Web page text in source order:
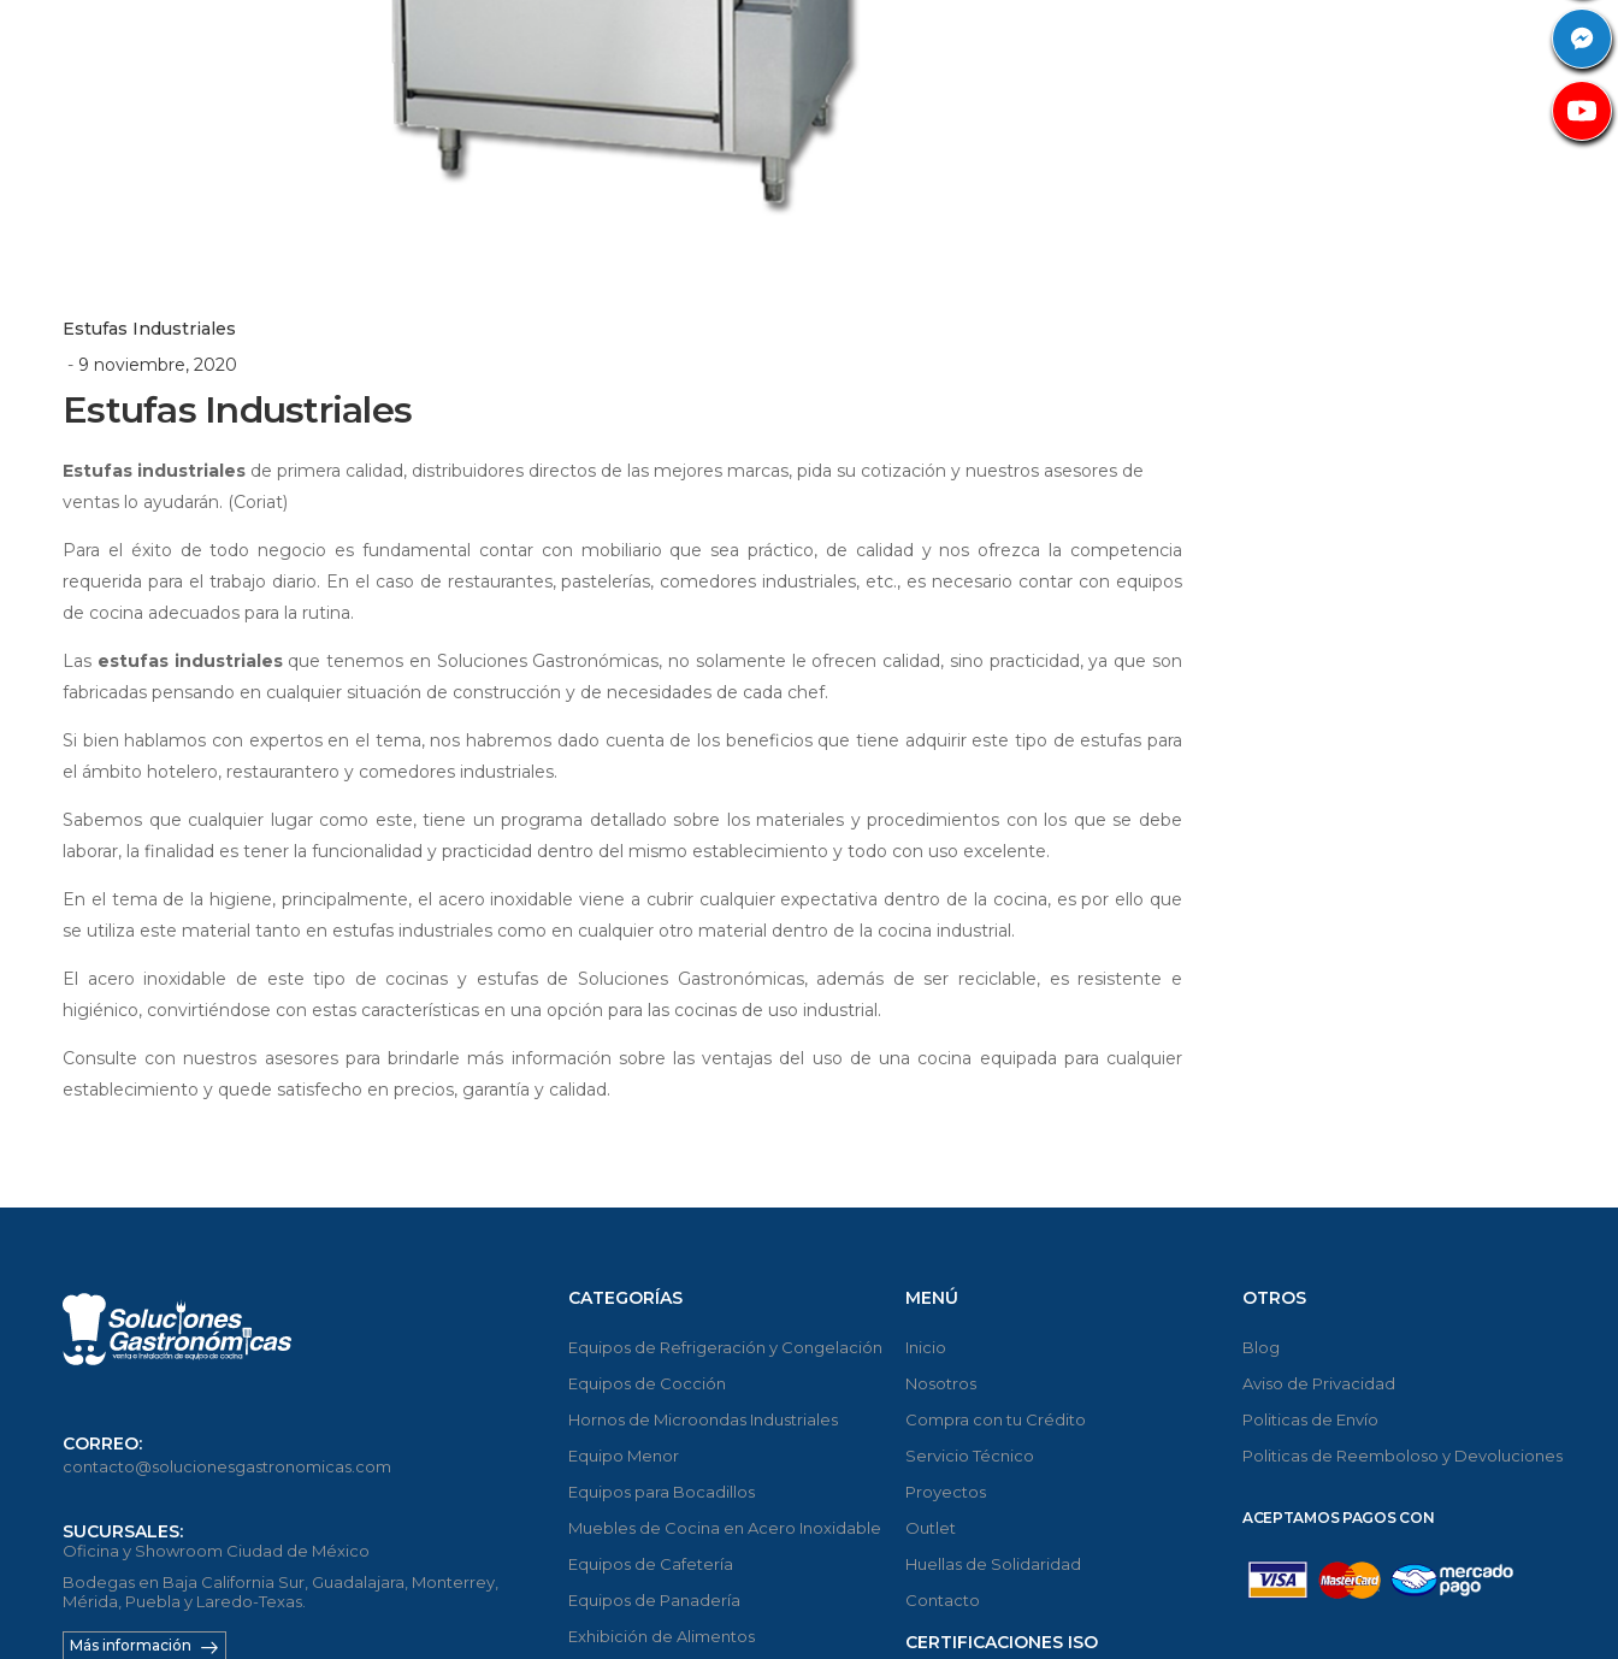
Estufas Industriales
9 noviembre, 2020
Estufas Industriales
Estufas industriales de primera calidad, distribuidores directos de las mejores marcas, pida su cotización y nuestros asesores de
ventas lo ayudarán. (Coriat)
Para el éxito de todo negocio es fundamental contar con mobiliario que sea práctico, de calidad y nos ofrezca la competencia
requerida para el trabajo diario. En el caso de restaurantes, pastelerías, comedores industriales, etc., es necesario contar con equipos
de cocina adecuados para la rutina.
Las estufas industrialesque tenemos en Soluciones Gastronómicas, no solamente le ofrecen calidad, sino practicidad, ya que son
fabricadas pensando en cualquier situación de construcción y de necesidades de cada chef.
Si bien hablamos con expertos en el tema, nos habremos dado cuenta de los beneficios que tiene adquirir este tipo de estufas para
el ámbito hotelero, restaurantero y comedores industriales.
Sabemos que cualquier lugar como este, tiene un programa detallado sobre los materiales y procedimientos con los que se debe
laborar, la finalidad es tener la funcionalidad y practicidad dentro del mismo establecimiento y todo con uso excelente.
En el tema de la higiene, principalmente, el acero inoxidable viene a cubrir cualquier expectativa dentro de la cocina, es por ello que
se utiliza este material tanto en estufas industriales como en cualquier otro material dentro de la cocina industrial.
El acero inoxidable de este tipo de cocinas y estufas de Soluciones Gastronómicas, además de ser reciclable, es resistente e
higiénico, convirtiéndose con estas características en una opción para las cocinas de uso industrial.
Consulte con nuestros asesores para brindarle más información sobre las ventajas del uso de una cocina equipada para cualquier
establecimiento y quede satisfecho en precios, garantía y calidad.
CORREO:
contacto@solucionesgastronomicas.com
SUCURSALES:
Oficina y Showroom Ciudad de México
Bodegas en Baja California Sur, Guadalajara, Monterrey,
Mérida, Puebla y Laredo-Texas.
Más información
CATEGORÍAS
Equipos de Refrigeración y Congelación
Equipos de Cocción
Hornos de Microondas Industriales
Equipo Menor
Equipos para Bocadillos
Muebles de Cocina en Acero Inoxidable
Equipos de Cafetería
Equipos de Panadería
Exhibición de Alimentos
MENÚ
Inicio
Nosotros
Compra con tu Crédito
Servicio Técnico
Proyectos
Outlet
Huellas de Solidaridad
Contacto
CERTIFICACIONES ISO
OTROS
Blog
Aviso de Privacidad
Politicas de Envío
Politicas de Reemboloso y Devoluciones
ACEPTAMOS PAGOS CON